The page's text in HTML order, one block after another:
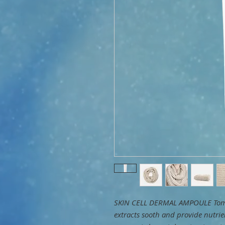
SKIN CELL DERMAL AMPOULE
extracts sooth and provide